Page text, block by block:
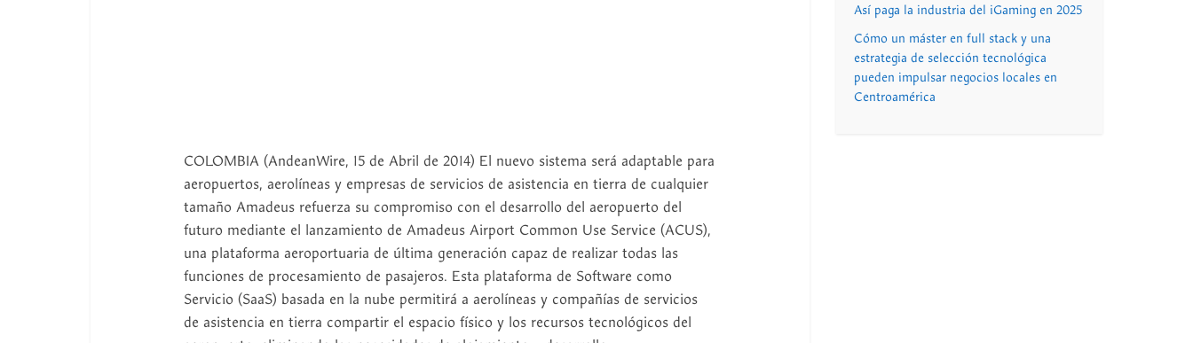
COLOMBIA (AndeanWire, 15 de Abril de 2014) El nuevo sistema será adaptable para
aeropuertos, aerolíneas y empresas de servicios de asistencia en tierra de cualquier
tamaño Amadeus refuerza su compromiso con el desarrollo del aeropuerto del
futuro mediante el lanzamiento de Amadeus Airport Common Use Service (ACUS),
una plataforma aeroportuaria de última generación capaz de realizar todas las
funciones de procesamiento de pasajeros. Esta plataforma de Software como
Servicio (SaaS) basada en la nube permitirá a aerolíneas y compañías de servicios
de asistencia en tierra compartir el espacio físico y los recursos tecnológicos del
Así paga la industria del iGaming en 2025
Cómo un máster en full stack y una
estrategia de selección tecnológica
pueden impulsar negocios locales en
Centroamérica